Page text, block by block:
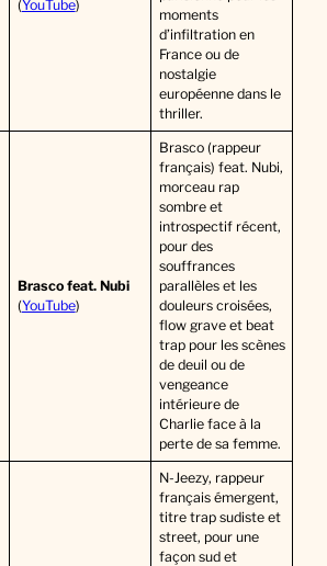
(YouTube)
moments
d’infiltration en
France ou de
nostalgie
européenne dans le
thriller.
Brasco feat. Nubi
(YouTube)
Brasco (rappeur
français) feat. Nubi,
morceau rap
sombre et
introspectif récent,
pour des
souffrances
parallèles et les
douleurs croisées,
flow grave et beat
trap pour les scènes
de deuil ou de
vengeance
intérieure de
Charlie face à la
perte de sa femme.
N-Jeezy, rappeur
français émergent,
titre trap sudiste et
street, pour une
façon sud et